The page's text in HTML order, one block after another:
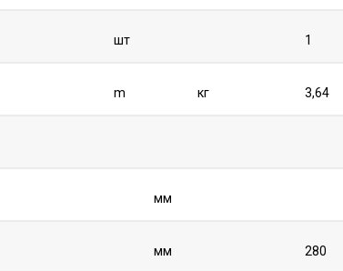
шт 1
m кг 3,64
мм
мм 280